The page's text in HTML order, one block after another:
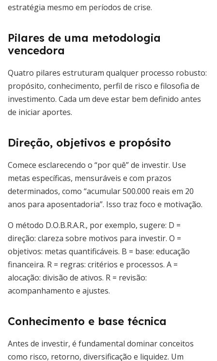
estratégia mesmo em períodos de crise.
Pilares de uma metodologia
vencedora
Quatro pilares estruturam qualquer processo robusto:
propósito, conhecimento, perfil de risco e filosofia de
investimento. Cada um deve estar bem definido antes
de iniciar aportes.
Direção, objetivos e propósito
Comece esclarecendo o “por quê” de investir. Use
metas específicas, mensuráveis e com prazos
determinados, como “acumular 500.000 reais em 20
anos para aposentadoria”. Isso traz foco e motivação.
O método D.O.B.R.A.R., por exemplo, sugere: D =
direção: clareza sobre motivos para investir. O =
objetivos: metas quantificáveis. B = base: educação
financeira. R = regras: critérios e processos. A =
alocação: divisão de ativos. R = revisão:
acompanhamento e ajustes.
Conhecimento e base técnica
Antes de investir, é fundamental dominar conceitos
como risco, retorno, diversificação e liquidez. Um